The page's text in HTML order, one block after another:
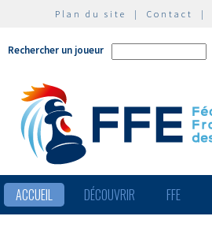
Plan du site | Contact |
Rechercher un joueur
ACCUEIL DÉCOUVRIR FFE